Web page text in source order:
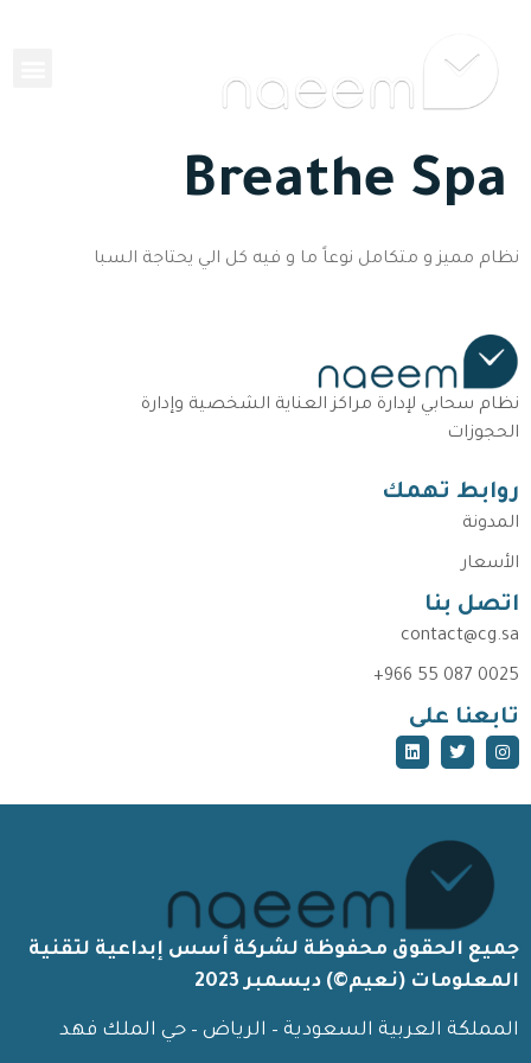
Breathe Spa
نظام مميز و متكامل نوعاً ما و فيه كل الي يحتاجة السبا
نظام سحابي لإدارة مراكز العناية الشخصية وإدارة
الحجوزات
روابط تهمك
المدونة
الأسعار
اتصل بنا
contact@cg.sa
+966 55 087 0025
تابعنا على
جميع الحقوق محفوظة لشركة أسس إبداعية لتقنية
المعلومات (نعيم©) ديسمبر 2023
المملكة العربية السعودية – الرياض – حي الملك فهد